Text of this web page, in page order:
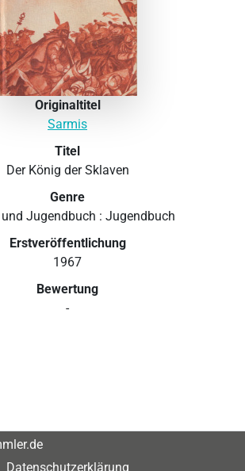
Originaltitel
Sarmis
Titel
Der König der Sklaven
Genre
und Jugendbuch : Jugendbuch
Erstveröffentlichung
1967
Bewertung
-
Datenschutzerklärung